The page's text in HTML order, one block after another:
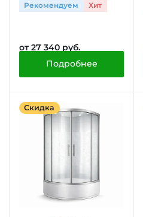
Рекомендуем Хит
от 27 340 руб.
Подробнее
Скидка